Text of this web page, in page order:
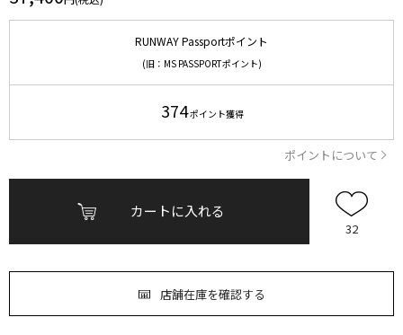
RUNWAY Passportポイント
(旧：MS PASSPORTポイント)
374ポイント獲得
ポイントについて
カートに入れる
32
店舗在庫を確認する